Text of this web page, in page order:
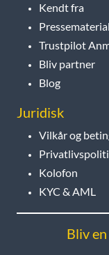
Kendt fra
Trustpilot
Bliv partner
Blog
Juridisk
Vilkår og
Kolofon
KYC & AML
Bliv